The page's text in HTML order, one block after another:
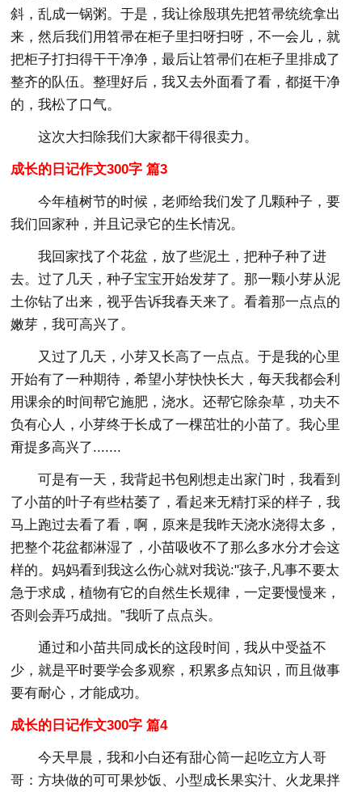
斜，乱成一锅粥。于是，我让徐殷琪先把笤帚统统拿出
来，然后我们用笤帚在柜子里扫呀扫呀，不一会儿，就
把柜子打扫得干干净净，最后让笤帚们在柜子里排成了
整齐的队伍。整理好后，我又去外面看了看，都挺干净
的，我松了口气。
这次大扫除我们大家都干得很卖力。
成长的日记作文300字 篇3
今年植树节的时候，老师给我们发了几颗种子，要
我们回家种，并且记录它的生长情况。
我回家找了个花盆，放了些泥土，把种子种了进
去。过了几天，种子宝宝开始发芽了。那一颗小芽从泥
土你钻了出来，视乎告诉我春天来了。看着那一点点的
嫩芽，我可高兴了。
又过了几天，小芽又长高了一点点。于是我的心里
开始有了一种期待，希望小芽快快长大，每天我都会利
用课余的时间帮它施肥，浇水。还帮它除杂草，功夫不
负有心人，小芽终于长成了一棵茁壮的小苗了。我心里
甭提多高兴了.......
可是有一天，我背起书包刚想走出家门时，我看到
了小苗的叶子有些枯萎了，看起来无精打采的样子，我
马上跑过去看了看，啊，原来是我昨天浇水浇得太多，
把整个花盆都淋湿了，小苗吸收不了那么多水分才会这
样的。妈妈看到我这么伤心就对我说:"孩子,凡事不要太
急于求成，植物有它的自然生长规律，一定要慢慢来，
否则会弄巧成拙。”我听了点点头。
通过和小苗共同成长的这段时间，我从中受益不
少，就是平时要学会多观察，积累多点知识，而且做事
要有耐心，才能成功。
成长的日记作文300字 篇4
今天早晨，我和小白还有甜心筒一起吃立方人哥
哥：方块做的可可果炒饭、小型成长果实汁、火龙果拌